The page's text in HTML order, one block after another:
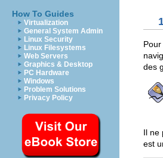
How To Guides
Virtualization
General System Admin
Linux Security
Linux Filesystems
Web Servers
Graphics & Desktop
PC Hardware
Windows
Problem Solutions
Privacy Policy
des
Il ne
est